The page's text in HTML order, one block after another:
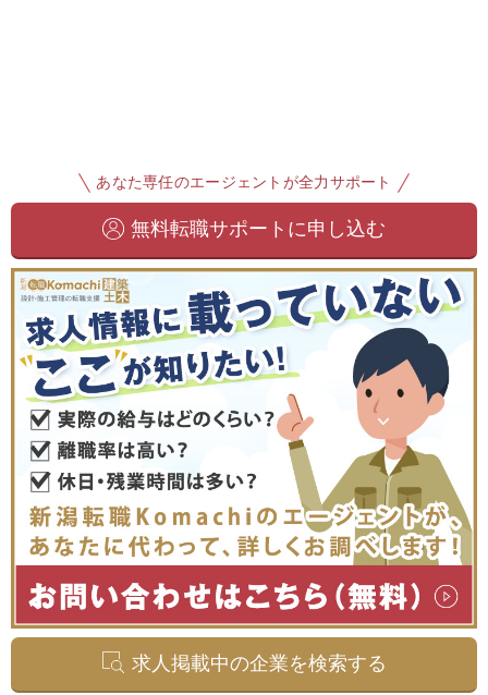
あなた専任のエージェントが全力サポート
無料転職サポートに申し込む
求人掲載中の企業を検索する